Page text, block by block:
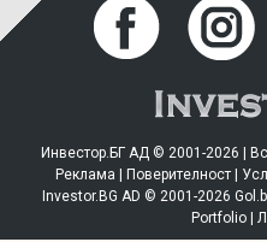
Инвестор.БГ АД © 2001-2026 |
Реклама
Поверителност|
Investor.BG AD © 2001-2026
Portfolio